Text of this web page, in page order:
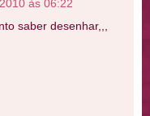
às 06:22
saber desenhar,,,